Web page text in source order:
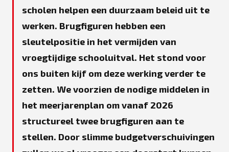
scholen helpen een duurzaam beleid uit te
werken. Brugfiguren hebben een
sleutelpositie in het vermijden van
vroegtijdige schooluitval. Het stond voor
ons buiten kijf om deze werking verder te
zetten. We voorzien de nodige middelen in
het meerjarenplan om vanaf 2026
structureel twee brugfiguren aan te
stellen. Door slimme budgetverschuivingen